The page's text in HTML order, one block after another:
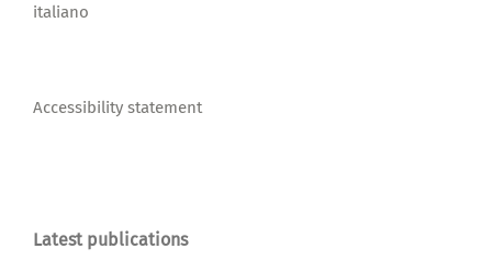
italiano
Accessibility statement
Latest publications